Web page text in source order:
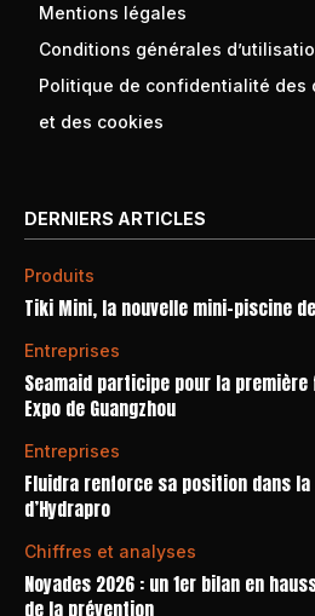
Mentions légales
Conditions générales
Politique de confidentialité des
et des cookies
DERNIERS ARTICLES
Produits
Tiki Mini, la nouvelle mini-piscine
Entreprises
Seamaid participe pour la première
Expo de Guangzhou
Entreprises
Fluidra renforce sa position dans
d’Hydrapro
Chiffres et analyses
Noyades 2026 : un 1er bilan en
de la prévention